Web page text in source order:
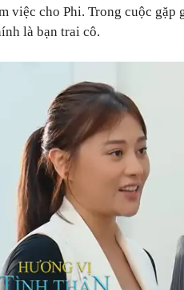
việc cho Phi. Trong cuộc
là bạn trai cô.